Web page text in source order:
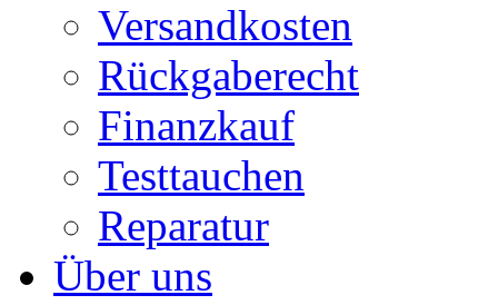
Versandkosten
Rückgaberecht
Finanzkauf
Testtauchen
Reparatur
Über uns